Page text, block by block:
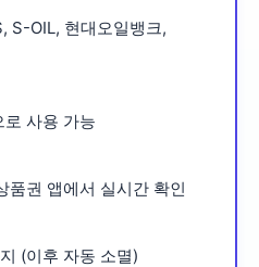
S-OIL, 현대오일뱅크,
사용 가능
품권 앱에서 실시간 확인
(이후 자동 소멸)